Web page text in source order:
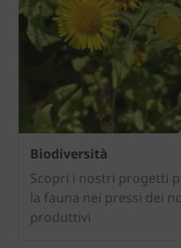
Biodiversità
Scopri i nostri progetti
la fauna nei pressi dei
produttivi